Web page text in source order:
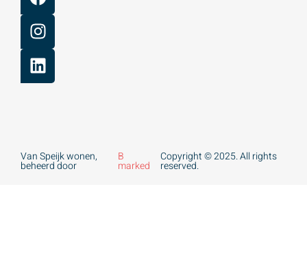
Van Speijk wonen,
beheerd door
B
marked
Copyright © 2025. All rights
reserved.